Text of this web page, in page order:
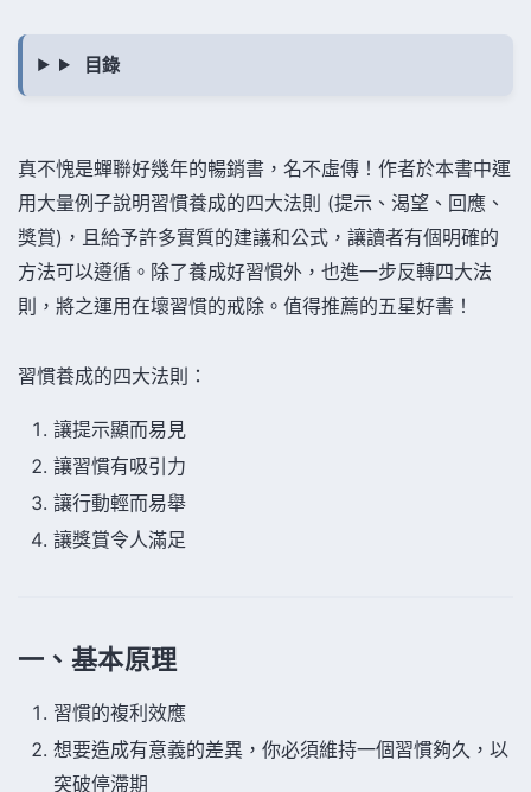
真不愧是蟬聯好幾年的暢銷書，名不虛傳！作者於本書中運
用大量例子說明習慣養成的四大法則 (提示、渴望、回應、
獎賞)，且給予許多實質的建議和公式，讓讀者有個明確的
方法可以遵循。除了養成好習慣外，也進一步反轉四大法
則，將之運用在壞習慣的戒除。值得推薦的五星好書！
習慣養成的四大法則：
讓提示顯而易見
讓習慣有吸引力
讓行動輕而易舉
讓獎賞令人滿足
一、基本原理
習慣的複利效應
想要造成有意義的差異，你必須維持一個習慣夠久，以
突破停滯期